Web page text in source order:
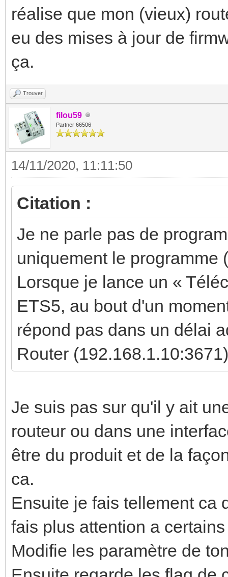
réalise que mon (vieux)
eu des mises à jour de
ça.
Trouver
filou59
Partner 66506
14/11/2020, 11:11:50
Citation :
Je ne parle pas de
uniquement le programme
Lorsque je lance un «
ETS5, au bout d'un
répond pas dans un délai
Router
Je suis pas sur qu'il y ait
routeur ou dans une
être du produit et de la
ca.
Ensuite je fais tellement ca
fais plus attention a
Modifie les paramètre de